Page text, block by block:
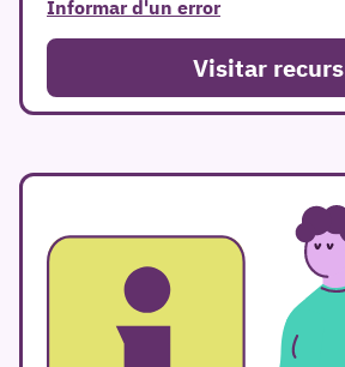
Informar d'un error
Visitar recurs